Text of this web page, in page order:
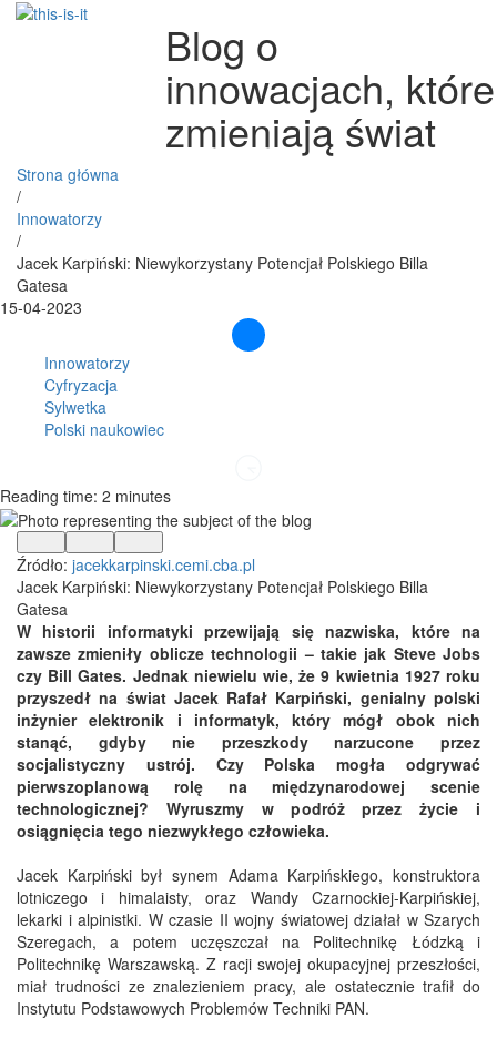
Blog o
innowacjach, które
zmieniają świat
Strona główna
/
Innowatorzy
/
Jacek Karpiński: Niewykorzystany Potencjał Polskiego Billa
Gatesa
15-04-2023
Innowatorzy
Cyfryzacja
Sylwetka
Polski naukowiec
Reading time: 2 minutes
Źródło: jacekkarpinski.cemi.cba.pl
Jacek Karpiński: Niewykorzystany Potencjał Polskiego Billa
Gatesa
W historii informatyki przewijają się nazwiska, które na
zawsze zmieniły oblicze technologii – takie jak Steve Jobs
czy Bill Gates. Jednak niewielu wie, że 9 kwietnia 1927 roku
przyszedł na świat Jacek Rafał Karpiński, genialny polski
inżynier elektronik i informatyk, który mógł obok nich
stanąć, gdyby nie przeszkody narzucone przez
socjalistyczny ustrój. Czy Polska mogła odgrywać
pierwszoplanową rolę na międzynarodowej scenie
technologicznej? Wyruszmy w podróż przez życie i
osiągnięcia tego niezwykłego człowieka.
Jacek Karpiński był synem Adama Karpińskiego, konstruktora
lotniczego i himalaisty, oraz Wandy Czarnockiej-Karpińskiej,
lekarki i alpinistki. W czasie II wojny światowej działał w Szarych
Szeregach, a potem uczęszczał na Politechnikę Łódzką i
Politechnikę Warszawską. Z racji swojej okupacyjnej przeszłości,
miał trudności ze znalezieniem pracy, ale ostatecznie trafił do
Instytutu Podstawowych Problemów Techniki PAN.